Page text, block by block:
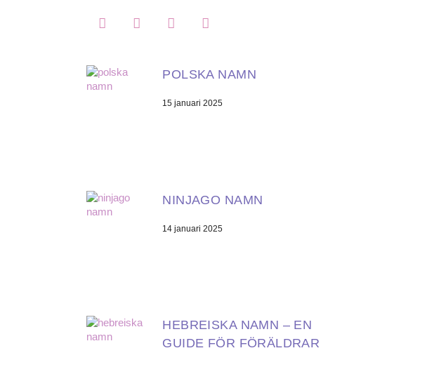
POLSKA NAMN
15 januari 2025
NINJAGO NAMN
14 januari 2025
HEBREISKA NAMN – EN
GUIDE FÖR FÖRÄLDRAR